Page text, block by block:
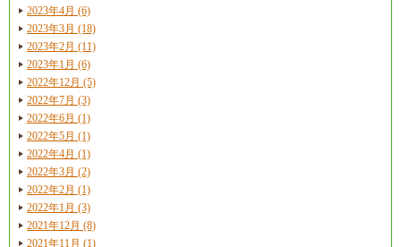
2023年4月 (6)
2023年3月 (18)
2023年2月 (11)
2023年1月 (6)
2022年12月 (5)
2022年7月 (3)
2022年6月 (1)
2022年5月 (1)
2022年4月 (1)
2022年3月 (2)
2022年2月 (1)
2022年1月 (3)
2021年12月 (8)
2021年11月 (1)